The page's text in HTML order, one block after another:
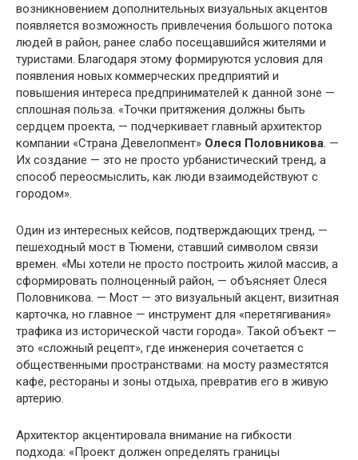
возникновением дополнительных визуальных акцентов
появляется возможность привлечения большого потока
людей в район, ранее слабо посещавшийся жителями и
туристами. Благодаря этому формируются условия для
появления новых коммерческих предприятий и
повышения интереса предпринимателей к данной зоне —
сплошная польза. «Точки притяжения должны быть
сердцем проекта, — подчеркивает главный архитектор
компании «Страна Девелопмент» Олеся Половникова . —
Их создание — это не просто урбанистический тренд, а
способ переосмыслить, как люди взаимодействуют с
городом».
Один из интересных кейсов, подтверждающих тренд, —
пешеходный мост в Тюмени, ставший символом связи
времен. «Мы хотели не просто построить жилой массив, а
сформировать полноценный район, — объясняет Олеся
Половникова. — Мост — это визуальный акцент, визитная
карточка, но главное — инструмент для «перетягивания»
трафика из исторической части города». Такой объект —
это «сложный рецепт», где инженерия сочетается с
общественными пространствами: на мосту разместятся
кафе, рестораны и зоны отдыха, превратив его в живую
артерию.
Архитектор акцентировала внимание на гибкости
подхода: «Проект должен определять границы